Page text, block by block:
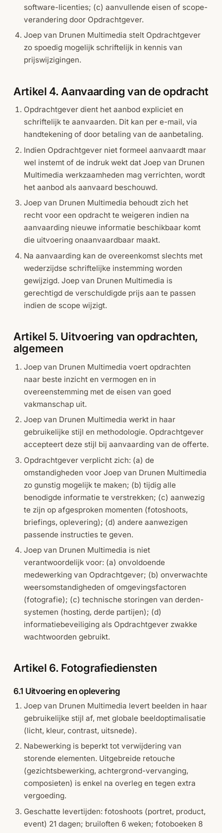
software-licenties; (c) aanvullende eisen of scope-
verandering door Opdrachtgever.
Joep van Drunen Multimedia stelt Opdrachtgever
zo spoedig mogelijk schriftelijk in kennis van
prijswijzigingen.
Artikel 4. Aanvaarding van de opdracht
Opdrachtgever dient het aanbod expliciet en
schriftelijk te aanvaarden. Dit kan per e-mail, via
handtekening of door betaling van de aanbetaling.
Indien Opdrachtgever niet formeel aanvaardt maar
wel instemt of de indruk wekt dat Joep van Drunen
Multimedia werkzaamheden mag verrichten, wordt
het aanbod als aanvaard beschouwd.
Joep van Drunen Multimedia behoudt zich het
recht voor een opdracht te weigeren indien na
aanvaarding nieuwe informatie beschikbaar komt
die uitvoering onaanvaardbaar maakt.
Na aanvaarding kan de overeenkomst slechts met
wederzijdse schriftelijke instemming worden
gewijzigd. Joep van Drunen Multimedia is
gerechtigd de verschuldigde prijs aan te passen
indien de scope wijzigt.
Artikel 5. Uitvoering van opdrachten,
algemeen
Joep van Drunen Multimedia voert opdrachten
naar beste inzicht en vermogen en in
overeenstemming met de eisen van goed
vakmanschap uit.
Joep van Drunen Multimedia werkt in haar
gebruikelijke stijl en methodologie. Opdrachtgever
accepteert deze stijl bij aanvaarding van de offerte.
Opdrachtgever verplicht zich: (a) de
omstandigheden voor Joep van Drunen Multimedia
zo gunstig mogelijk te maken; (b) tijdig alle
benodigde informatie te verstrekken; (c) aanwezig
te zijn op afgesproken momenten (fotoshoots,
briefings, oplevering); (d) andere aanwezigen
passende instructies te geven.
Joep van Drunen Multimedia is niet
verantwoordelijk voor: (a) onvoldoende
medewerking van Opdrachtgever; (b) onverwachte
weersomstandigheden of omgevingsfactoren
(fotografie); (c) technische storingen van derden-
systemen (hosting, derde partijen); (d)
informatiebeveiliging als Opdrachtgever zwakke
wachtwoorden gebruikt.
Artikel 6. Fotografiediensten
6.1 Uitvoering en oplevering
Joep van Drunen Multimedia levert beelden in haar
gebruikelijke stijl af, met globale beeldoptimalisatie
(licht, kleur, contrast, uitsnede).
Nabewerking is beperkt tot verwijdering van
storende elementen. Uitgebreide retouche
(gezichtsbewerking, achtergrond-vervanging,
composieten) is enkel na overleg en tegen extra
vergoeding.
Geschatte levertijden: fotoshoots (portret, product,
event) 21 dagen; bruiloften 6 weken; fotoboeken 8